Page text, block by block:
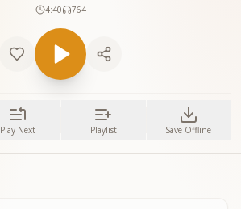
4:40
764
Play Next Playlist Save Offline